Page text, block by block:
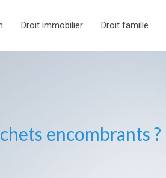
Droit immobilier Droit famille
encombrants ?